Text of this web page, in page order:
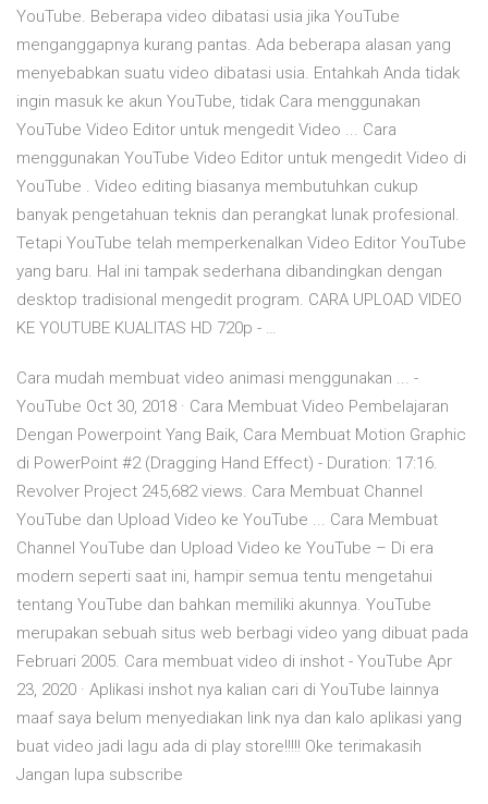
YouTube. Beberapa video dibatasi usia jika YouTube
menganggapnya kurang pantas. Ada beberapa alasan yang
menyebabkan suatu video dibatasi usia. Entahkah Anda tidak
ingin masuk ke akun YouTube, tidak Cara menggunakan
YouTube Video Editor untuk mengedit Video ... Cara
menggunakan YouTube Video Editor untuk mengedit Video di
YouTube . Video editing biasanya membutuhkan cukup
banyak pengetahuan teknis dan perangkat lunak profesional.
Tetapi YouTube telah memperkenalkan Video Editor YouTube
yang baru. Hal ini tampak sederhana dibandingkan dengan
desktop tradisional mengedit program. CARA UPLOAD VIDEO
KE YOUTUBE KUALITAS HD 720p - …
Cara mudah membuat video animasi menggunakan ... -
YouTube Oct 30, 2018 · Cara Membuat Video Pembelajaran
Dengan Powerpoint Yang Baik, Cara Membuat Motion Graphic
di PowerPoint #2 (Dragging Hand Effect) - Duration: 17:16.
Revolver Project 245,682 views. Cara Membuat Channel
YouTube dan Upload Video ke YouTube ... Cara Membuat
Channel YouTube dan Upload Video ke YouTube – Di era
modern seperti saat ini, hampir semua tentu mengetahui
tentang YouTube dan bahkan memiliki akunnya. YouTube
merupakan sebuah situs web berbagi video yang dibuat pada
Februari 2005. Cara membuat video di inshot - YouTube Apr
23, 2020 · Aplikasi inshot nya kalian cari di YouTube lainnya
maaf saya belum menyediakan link nya dan kalo aplikasi yang
buat video jadi lagu ada di play store!!!!! Oke terimakasih
Jangan lupa subscribe